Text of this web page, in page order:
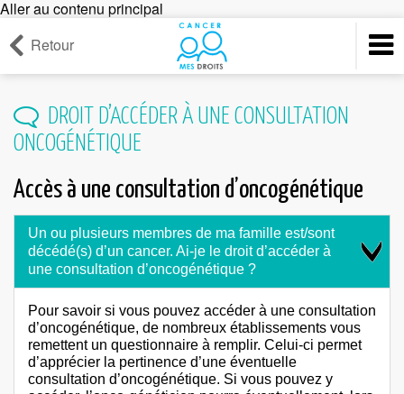
Aller au contenu principal
Retour
DROIT D’ACCÉDER À UNE CONSULTATION
ONCOGÉNÉTIQUE
Accès à une consultation d’oncogénétique
Un ou plusieurs membres de ma famille est/sont
décédé(s) d’un cancer. Ai-je le droit d’accéder à
une consultation d’oncogénétique ?
Pour savoir si vous pouvez accéder à une consultation
d’oncogénétique, de nombreux établissements vous
remettent un questionnaire à remplir. Celui-ci permet
d’apprécier la pertinence d’une éventuelle
consultation d’oncogénétique. Si vous pouvez y